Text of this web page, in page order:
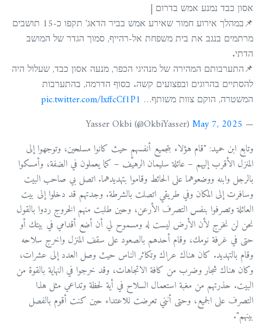
אסון כבד נמנע אמש בדרום |
📌במהלך אירוע חמור שאירע אמש בביר הדאג' תקפו כ-15 תושבים
מרתמים בנגב את בית משפחת אל-רהייף, סמוך הגדר של המושב
הדתי.
📌התערבותם המהירה של מנהיגי הכפר, מנעה אסון כבד, שעלול היה
להסתיים בהרוגים ובפצועים קשה. בסוף הדרמה, בהתערבות
המשטרה, הוקם צוות משותף… pic.twitter.com/lxffcCf1P1
— Yasser Okbi (@OkbiYasser)
May 7, 2025
وتابع ابن حميد: "قام هؤلاء بتجميع أنفسهم حيث كانوا مسلحين، وتوجهوا إلى
المنزل الأقرب إليهم – عائلة سليمان الرهيّف – كما يعملون في الضفة، وأمسكوا
بالرجل وابنه ووضعوهما على الحائط وقاموا بتهديدهما. اتصل بي صاحب البيت
وسافرت إلى المكان وفي طريقي اتصلت بالشرطة. وجدتهم قد دخلوا إلى بيت
العائلة وتصرفوا بنفس التصرف الأرعن، وحين طلبت منهم الخروج ردوا بالقول
نحن لن نخرج لأن الأرض ليست له ومسموح لي أن أضع أقدامي في بيتك أو
حتى في غرفة نومك، وقام أحدهم بالصعود على سقف المنزل واخرج سلاحه
وقام بالتهديد. كان هناك عراك وتكاثر الناس حيث وصل العدد إلى عشرات،
وكان هناك شجار وضرب من كافة الاتجاهات، وقد خرجوا في النهاية بالقوة من
البيت. حذرتهم من مغبة استعمال السلاح في أية لحظة وتداعي مثل هذا
التصرف على الجميع، وحتى أنني تعرضت للاعتداء حين كنت أقوم بالفصل
بينهم".